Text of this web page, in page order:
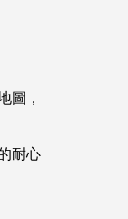
圖，
耐心